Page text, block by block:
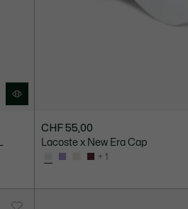
CHF 55,00
Lacoste x New Era Cap
+ 1